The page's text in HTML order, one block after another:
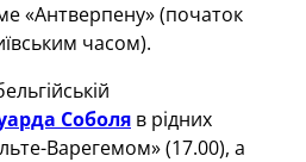
«Антверпену» (початок
часом).
Соболя в рідних
Варегемом» (17.00), а